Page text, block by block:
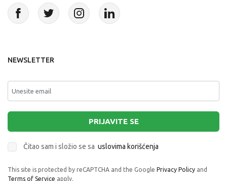
NEWSLETTER
PRIJAVITE SE
Čitao sam i složio se sa uslovima korišćenja
This site is protected by reCAPTCHA and the Google Privacy Policy and
Terms of Service apply.